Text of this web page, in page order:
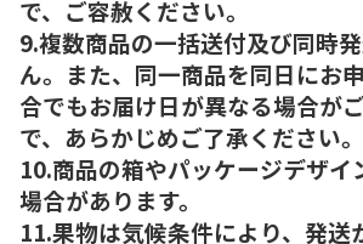
で、ご容赦ください。
9.複数商品の一括送付及び同時
ん。また、同一商品を同日にお
合でもお届け日が異なる場合が
で、あらかじめご了承ください。
10.商品の箱やパッケージデザイ
場合があります。
11.果物は気候条件により、発送